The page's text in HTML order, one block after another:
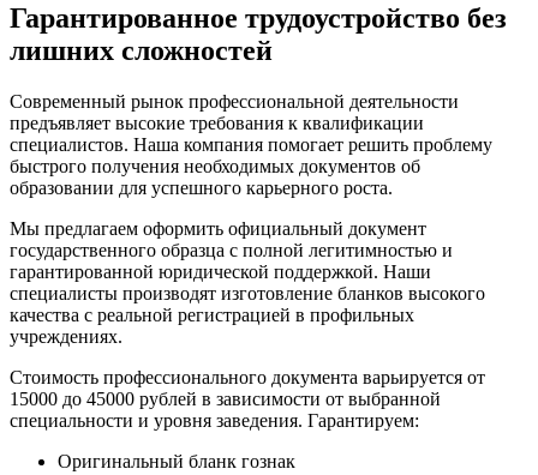
Гарантированное трудоустройство без
лишних сложностей
Современный рынок профессиональной деятельности
предъявляет высокие требования к квалификации
специалистов. Наша компания помогает решить проблему
быстрого получения необходимых документов об
образовании для успешного карьерного роста.
Мы предлагаем оформить официальный документ
государственного образца с полной легитимностью и
гарантированной юридической поддержкой. Наши
специалисты производят изготовление бланков высокого
качества с реальной регистрацией в профильных
учреждениях.
Стоимость профессионального документа варьируется от
15000 до 45000 рублей в зависимости от выбранной
специальности и уровня заведения. Гарантируем:
Оригинальный бланк гознак